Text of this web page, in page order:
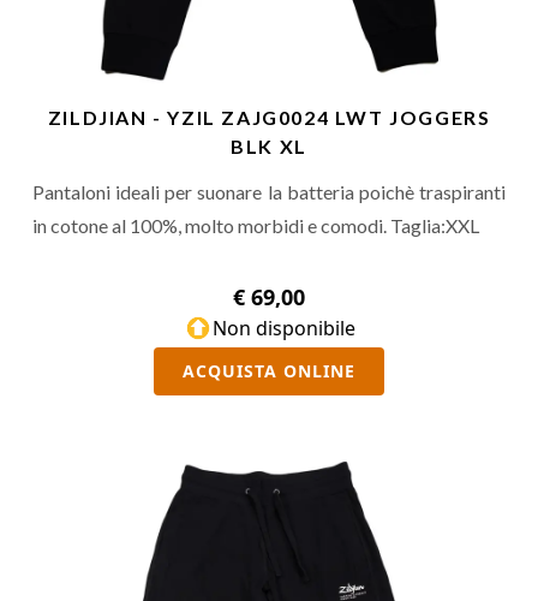
ZILDJIAN - YZIL ZAJG0024 LWT JOGGERS
BLK XL
Pantaloni ideali per suonare la batteria poichè traspiranti
in cotone al 100%, molto morbidi e comodi. Taglia:XXL
€ 69,00
Non disponibile
ACQUISTA ONLINE